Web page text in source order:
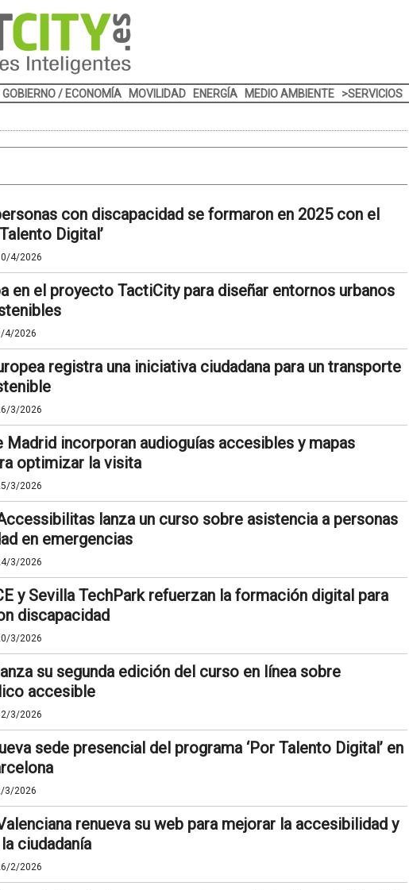
GOBIERNO / ECONOMÍA MOVILIDAD ENERGÍA MEDIO AMBIENTE >SERVICIOS
con discapacidad se formaron en 2025 con el
Digital’
4/2026
en el proyecto TactiCity para diseñar entornos urbanos
4/2026
registra una iniciativa ciudadana para un transporte
3/2026
Madrid incorporan audioguías accesibles y mapas
optimizar la visita
3/2026
lanza un curso sobre asistencia a personas
en emergencias
3/2026
y Sevilla TechPark refuerzan la formación digital para
discapacidad
3/2026
su segunda edición del curso en línea sobre
accesible
3/2026
sede presencial del programa ‘Por Talento Digital’ en
3/2026
renueva su web para mejorar la accesibilidad y
ciudadanía
2/2026